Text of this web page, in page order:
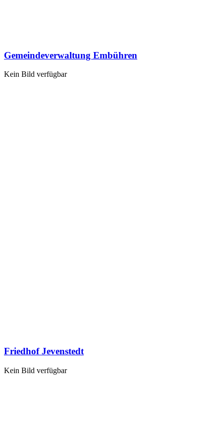
Gemeindeverwaltung Embühren
Kein Bild verfügbar
Friedhof Jevenstedt
Kein Bild verfügbar